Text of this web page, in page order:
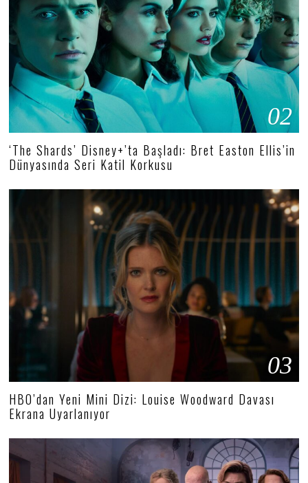
02
‘The Shards’ Disney+’ta Başladı: Bret Easton Ellis’in
Dünyasında Seri Katil Korkusu
03
HBO’dan Yeni Mini Dizi: Louise Woodward Davası
Ekrana Uyarlanıyor